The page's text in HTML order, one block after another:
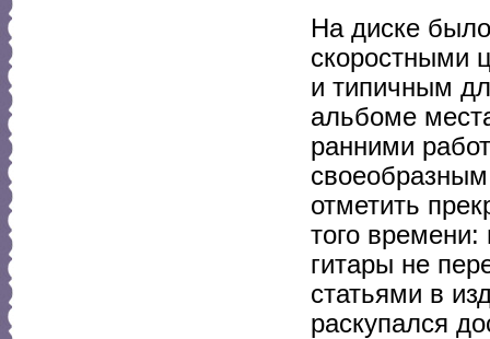
На диске
скоростными
и типичным
альбоме
ранними
отметить
того
гитары не
статьями в
раскупался